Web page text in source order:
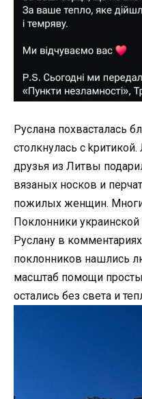
Руслана похвасталась
столкнулась с
друзья из Литвы
вязаных носков и
пожилых женщин.
Поклонники
Руслану в
поклонников нашлись
масштаб помощи
остались без света и